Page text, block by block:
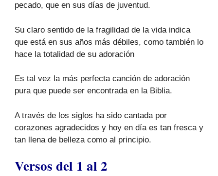
pecado, que en sus días de juventud.
Su claro sentido de la fragilidad de la vida indica
que está en sus años más débiles, como también lo
hace la totalidad de su adoración
Es tal vez la más perfecta canción de adoración
pura que puede ser encontrada en la Biblia.
A través de los siglos ha sido cantada por
corazones agradecidos y hoy en día es tan fresca y
tan llena de belleza como al principio.
Versos del 1 al 2